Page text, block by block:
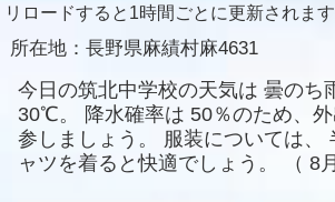
リロードすると1時間ごとに更新されます
所在地： 長野県麻績村麻4631
今日の筑北中学校の天気は 曇のち
30℃。
降水確率は 50％のため、
参しましょう。
服装については、
ャツを着ると快適でしょう。
（ 8